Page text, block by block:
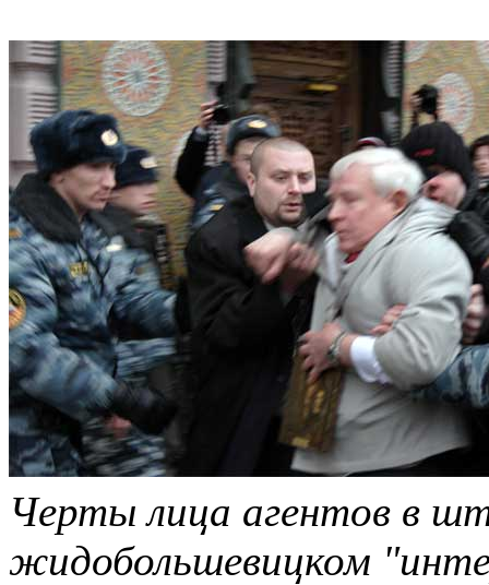
Черты лица агентов в
жидобольшевицком